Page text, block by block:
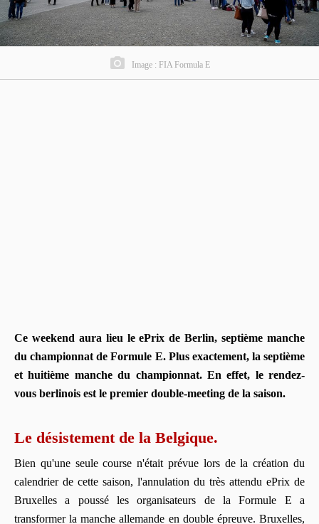
Image : FIA Formula E
Ce weekend aura lieu le ePrix de Berlin, septième manche
du championnat de Formule E. Plus exactement, la septième
et huitième manche du championnat. En effet, le rendez-
vous berlinois est le premier double-meeting de la saison.
Le désistement de la Belgique.
Bien qu'une seule course n'était prévue lors de la création du
calendrier de cette saison, l'annulation du très attendu ePrix de
Bruxelles a poussé les organisateurs de la Formule E a
transformer la manche allemande en double épreuve. Bruxelles,